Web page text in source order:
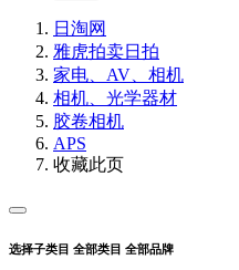
日淘网
雅虎拍卖日拍
家电、AV、相机
相机、光学器材
胶卷相机
APS
收藏此页
选择子类目 全部类目 全部品牌